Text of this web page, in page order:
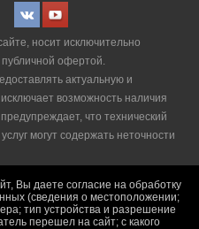
носит исключительно
офертой.
актуальную и
возможность наличия
что технический
могут содержать неточности
продажи
Вы даете согласие на обработку
(сведения о местоположении;
тип устройства и разрешение
перешел на сайт; с какого